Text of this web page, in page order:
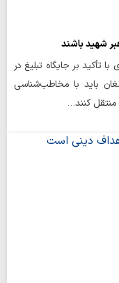
شهید باشند
بر جایگاه تبلیغ در
باید با مخاطب‌شناسی
منتقل کنند…